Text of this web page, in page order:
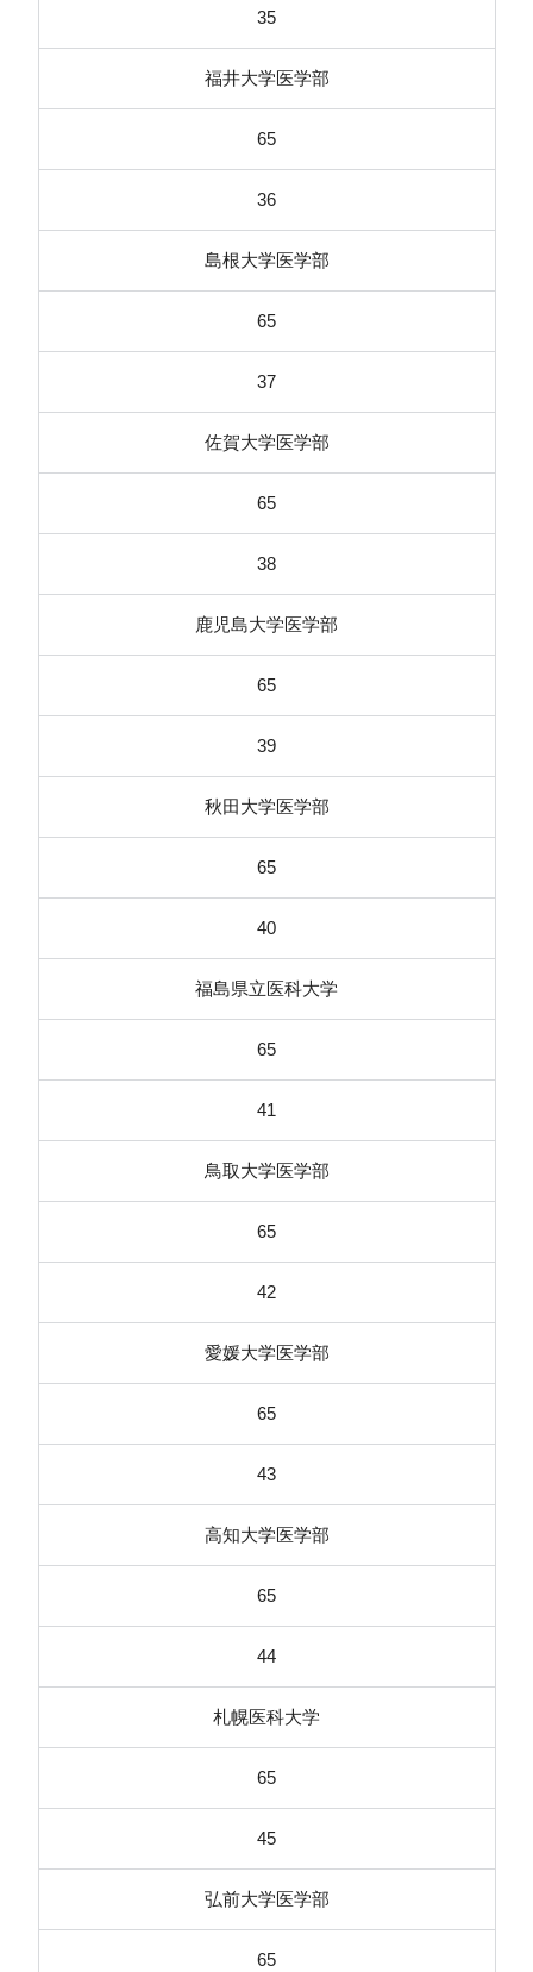
35
福井大学医学部
65
36
島根大学医学部
65
37
佐賀大学医学部
65
38
鹿児島大学医学部
65
39
秋田大学医学部
65
40
福島県立医科大学
65
41
鳥取大学医学部
65
42
愛媛大学医学部
65
43
高知大学医学部
65
44
札幌医科大学
65
45
弘前大学医学部
65